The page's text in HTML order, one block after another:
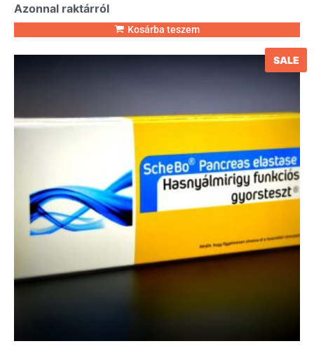
Azonnal raktárról
Kosárba teszem
SALE